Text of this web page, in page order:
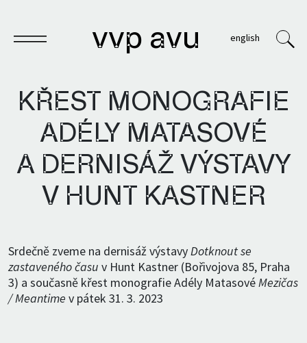
vvp avu english
Sešit
Knihy
Archivy
VVP
KŘEST MONOGRAFIE
ADÉLY MATASOVÉ
A DERNISÁŽ VÝSTAVY
V HUNT KASTNER
Srdečně zveme na dernisáž výstavyDotknout se
zastaveného času v Hunt Kastner (Bořivojova 85, Praha
3) a současně křest monografie Adély MatasovéMezičas
/ Meantime v pátek 31. 3. 2023